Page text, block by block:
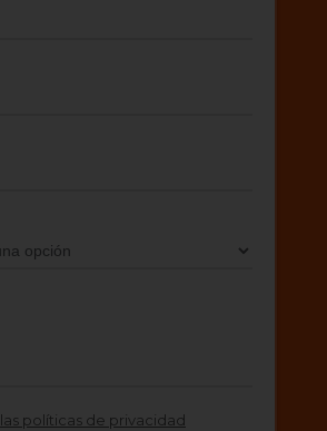
las políticas de privacidad